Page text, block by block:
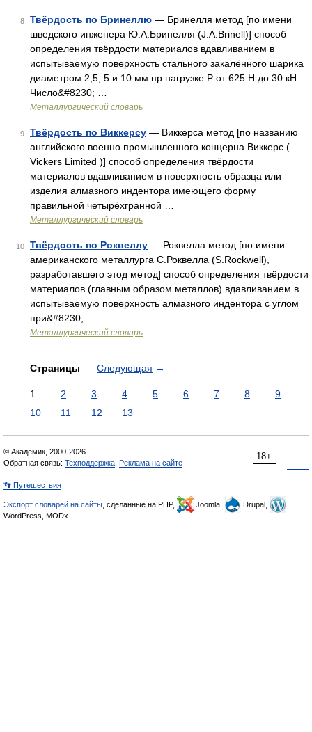
8 Твёрдость по Бринеллю — Бринелля метод [по имени
шведского инженера Ю.А.Бринелля (J.A.Brinell)] способ
определения твёрдости материалов вдавливанием в
испытываемую поверхность стального закалённого шарика
диаметром 2,5; 5 и 10 мм пр нагрузке P от 625 H до 30 кН.
Число&#8230; …
Металлургический словарь
9 Твёрдость по Виккерсу — Виккерса метод [по названию
английского военно промышленного концерна Виккерс (
Vickers Limited )] способ определения твёрдости
материалов вдавливанием в поверхность образца или
изделия алмазного индентора имеющего форму
правильной четырёхгранной …
Металлургический словарь
10 Твёрдость по Роквеллу — Роквелла метод [по имени
американского металлурга С.Роквелла (S.Rockwell),
разработавшего этод метод] способ определения твёрдости
материалов (главным образом металлов) вдавливанием в
испытываемую поверхность алмазного индентора с углом
при&#8230; …
Металлургический словарь
Страницы Следующая →
1 2 3 4 5 6 7 8
9
10
11 12 13
18+
© Академик, 2000-2026
Обратная связь: Техподдержка Реклама на сайте
👣 Путешествия
Экспорт словарей на сайты , сделанные на PHP, Joomla,
Drupal,
WordPress, MODx.